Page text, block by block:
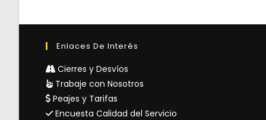
Enlaces De Interés
Cierres y Desvíos
Trabaje con Nosotros
Peajes y Tarifas
Encuesta Calidad del Servicio